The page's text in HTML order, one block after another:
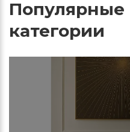
Популярные
категории